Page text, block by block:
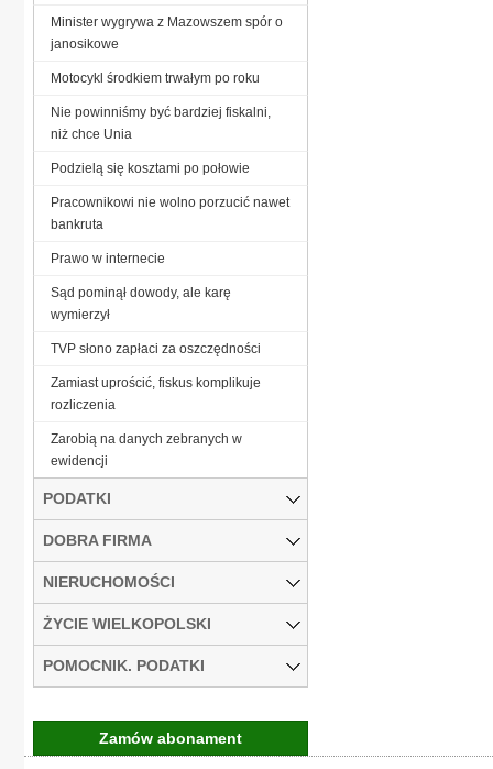
Minister wygrywa z Mazowszem spór o
janosikowe
Motocykl środkiem trwałym po roku
Nie powinniśmy być bardziej fiskalni,
niż chce Unia
Podzielą się kosztami po połowie
Pracownikowi nie wolno porzucić nawet
bankruta
Prawo w internecie
Sąd pominął dowody, ale karę
wymierzył
TVP słono zapłaci za oszczędności
Zamiast uprościć, fiskus komplikuje
rozliczenia
Zarobią na danych zebranych w
ewidencji
PODATKI
DOBRA FIRMA
NIERUCHOMOŚCI
ŻYCIE WIELKOPOLSKI
POMOCNIK. PODATKI
Zamów abonament